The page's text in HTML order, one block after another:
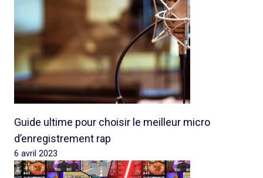
Guide ultime pour choisir le meilleur micro
d’enregistrement rap
6 avril 2023